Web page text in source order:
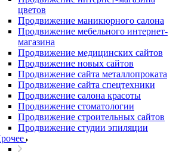
цветов
Продвижение маникюрного салона
Продвижение мебельного интернет-
магазина
Продвижение медицинских сайтов
Продвижение новых сайтов
Продвижение сайта металлопроката
Продвижение сайта спецтехники
Продвижение салона красоты
Продвижение стоматологии
Продвижение строительных сайтов
Продвижение студии эпиляции